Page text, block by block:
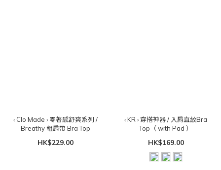
‹ Clo Made › 零著感舒爽系列 /
Breathy 粗肩帶 Bra Top
HK$229.00
‹ KR › 穿搭神器 / 入肩直紋Bra
Top（ with Pad ）
HK$169.00